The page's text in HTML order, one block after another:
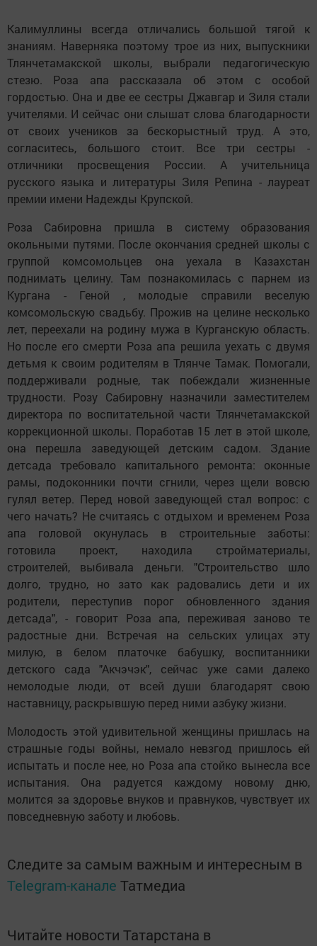
Калимуллины всегда отличались большой тягой к
знаниям. Наверняка поэтому трое из них, выпускники
Тлянчетамакской школы, выбрали педагогическую
стезю. Роза апа рассказала об этом с особой
гордостью. Она и две ее сестры Джавгар и Зиля стали
учителями. И сейчас они слышат слова благодарности
от своих учеников за бескорыстный труд. А это,
согласитесь, большого стоит. Все три сестры -
отличники просвещения России. А учительница
русского языка и литературы Зиля Репина - лауреат
премии имени Надежды Крупской.
Роза Сабировна пришла в систему образования
окольными путями. После окончания средней школы с
группой комсомольцев она уехала в Казахстан
поднимать целину. Там познакомилась с парнем из
Кургана - Геной , молодые справили веселую
комсомольскую свадьбу. Прожив на целине несколько
лет, переехали на родину мужа в Курганскую область.
Но после его смерти Роза апа решила уехать с двумя
детьмя к своим родителям в Тлянче Тамак. Помогали,
поддерживали родные, так побеждали жизненные
трудности. Розу Сабировну назначили заместителем
директора по воспитательной части Тлянчетамакской
коррекционной школы. Поработав 15 лет в этой школе,
она перешла заведующей детским садом. Здание
детсада требовало капитального ремонта: оконные
рамы, подоконники почти сгнили, через щели вовсю
гулял ветер. Перед новой заведующей стал вопрос: с
чего начать? Не считаясь с отдыхом и временем Роза
апа головой окунулась в строительные заботы:
готовила проект, находила стройматериалы,
строителей, выбивала деньги. "Строительство шло
долго, трудно, но зато как радовались дети и их
родители, переступив порог обновленного здания
детсада", - говорит Роза апа, переживая заново те
радостные дни. Встречая на сельских улицах эту
милую, в белом платочке бабушку, воспитанники
детского сада "Акчэчэк", сейчас уже сами далеко
немолодые люди, от всей души благодарят свою
наставницу, раскрывшую перед ними азбуку жизни.
Молодость этой удивительной женщины пришлась на
страшные годы войны, немало невзгод пришлось ей
испытать и после нее, но Роза апа стойко вынесла все
испытания. Она радуется каждому новому дню,
молится за здоровье внуков и правнуков, чувствует их
повседневную заботу и любовь.
Следите за самым важным и интересным в
Telegram-канале Татмедиа
Читайте новости Татарстана в